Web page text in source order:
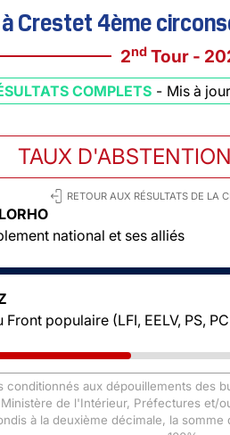
Crestet 4ème
2nd Tour -
COMPLETS - Mis à
TAUX D'ABSTENTION
RETOUR AUX RÉSULTATS DE LA
national et ses alliés
Front populaire (LFI, EELV, PS,
conditionnés aux dépouillements des
de l'Intérieur, Préfectures et/
à la deuxième décimale, la